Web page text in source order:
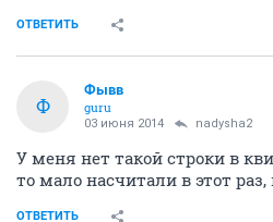
ОТВЕТИТЬ
Ф
Фывв
guru
03 июня 2014 nadysha2
У меня нет такой строки в
то мало насчитали в этот раз,
ОТВЕТИТЬ